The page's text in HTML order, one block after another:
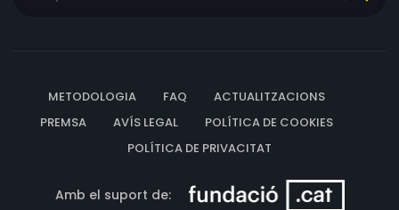
METODOLOGIA FAQ
ACTUALITZACIONS
PREMSA
AVÍS LEGAL
POLÍTICA DE COOKIES
POLÍTICA DE PRIVACITAT
Amb el suport de: